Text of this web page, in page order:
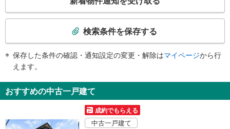
検
知
を
け
検索条件を保存する
保存した条件の確認・通知設定の変更・解除はマイページから行
えます。
おすすめの中古一戸建て
成約でもらえる
中古一戸建て